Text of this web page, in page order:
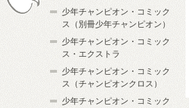
少年チャンピオン・コミック
ス（別冊少年チャンピオン）
少年チャンピオン・コミック
ス・エクストラ
少年チャンピオン・コミック
ス（チャンピオンクロス）
少年チャンピオン・コミック